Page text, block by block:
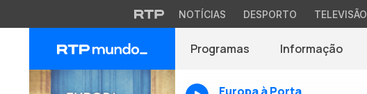
NOTÍCIAS DESPORTO TELEVISÃO
Programas Informação